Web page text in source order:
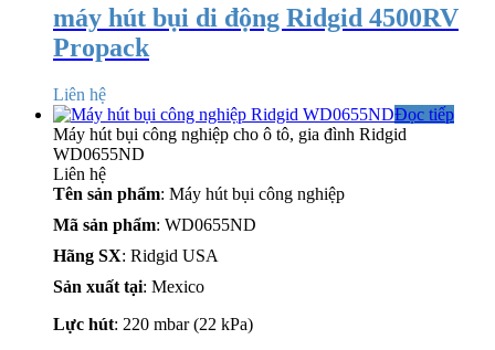
máy hút bụi di động Ridgid 4500RV
Propack
Liên hệ
Đọc tiếp
Máy hút bụi công nghiệp cho ô tô, gia đình Ridgid
WD0655ND
Liên hệ
Tên sản phẩm: Máy hút bụi công nghiệp
Mã sản phẩm: WD0655ND
Hãng SX: Ridgid USA
Sản xuất tại: Mexico
Lực hút: 220 mbar (22 kPa)